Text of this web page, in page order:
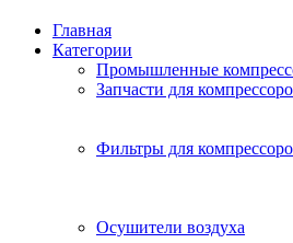
Главная
Категории
Промышленные
Запчасти для
Фильтры для
Осушители воздуха